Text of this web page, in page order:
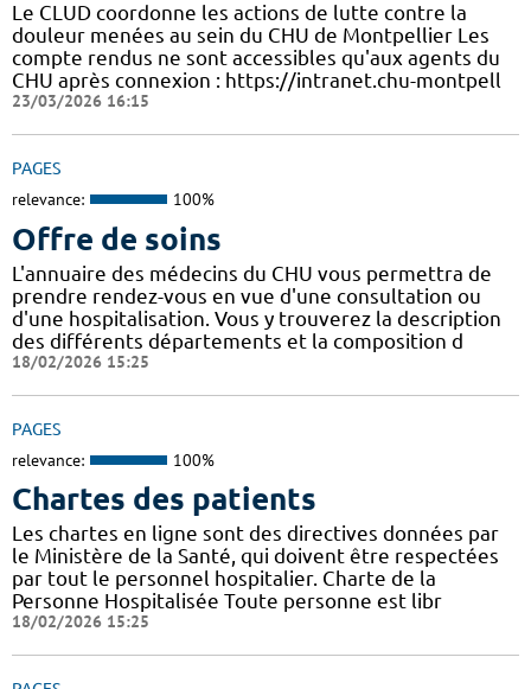
Le CLUD coordonne les actions de lutte contre la
douleur menées au sein du CHU de Montpellier Les
compte rendus ne sont accessibles qu'aux agents du
CHU après connexion : https://intranet.chu-montpell
23/03/2026 16:15
PAGES
relevance: 100%
Offre de soins
L'annuaire des médecins du CHU vous permettra de
prendre rendez-vous en vue d'une consultation ou
d'une hospitalisation. Vous y trouverez la description
des différents départements et la composition d
18/02/2026 15:25
PAGES
relevance: 100%
Chartes des patients
Les chartes en ligne sont des directives données par
le Ministère de la Santé, qui doivent être respectées
par tout le personnel hospitalier. Charte de la
Personne Hospitalisée Toute personne est libr
18/02/2026 15:25